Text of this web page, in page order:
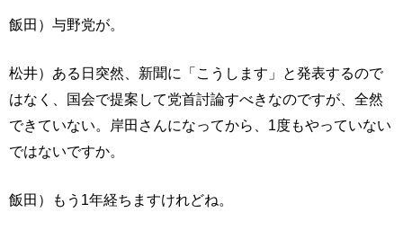
飯田）与野党が。
松井）ある日突然、新聞に「こうします」と発表するので
はなく、国会で提案して党首討論すべきなのですが、全然
できていない。岸田さんになってから、1度もやっていない
ではないですか。
飯田）もう1年経ちますけれどね。